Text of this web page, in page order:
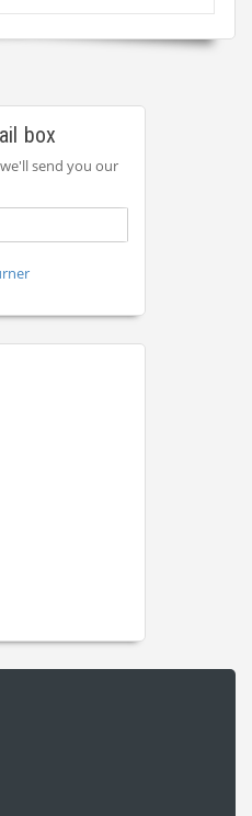
box
send you our